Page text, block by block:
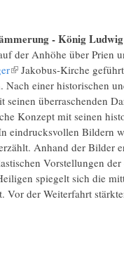
- König
der Anhöhe über Prien
(Link ist extern)
Jakobus-Kirche
Nach einer historischen
überraschenden
Konzept mit seinen
eindrucksvollen Bildern
Anhand der Bilder
Vorstellungen
spiegelt sich die
der Weiterfahrt